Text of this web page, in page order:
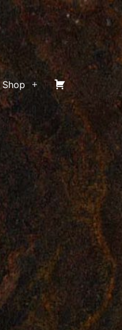
Shop
Menü
öffnen
Warenkorb